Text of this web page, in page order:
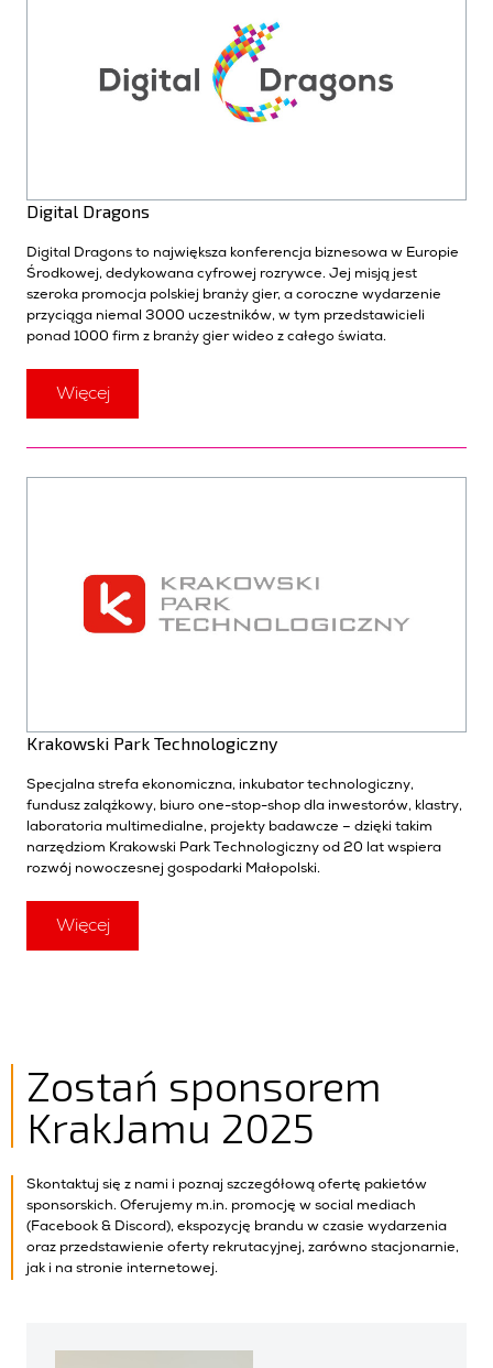
Digital Dragons
Digital Dragons to największa konferencja biznesowa w Europie
Środkowej, dedykowana cyfrowej rozrywce. Jej misją jest
szeroka promocja polskiej branży gier, a coroczne wydarzenie
przyciąga niemal 3000 uczestników, w tym przedstawicieli
ponad 1000 firm z branży gier wideo z całego świata.
Więcej
Krakowski Park Technologiczny
Specjalna strefa ekonomiczna, inkubator technologiczny,
fundusz zalążkowy, biuro one-stop-shop dla inwestorów, klastry,
laboratoria multimedialne, projekty badawcze – dzięki takim
narzędziom Krakowski Park Technologiczny od 20 lat wspiera
rozwój nowoczesnej gospodarki Małopolski.
Więcej
Zostań sponsorem
KrakJamu 2025
Skontaktuj się z nami i poznaj szczegółową ofertę pakietów
sponsorskich. Oferujemy m.in. promocję w social mediach
(Facebook & Discord), ekspozycję brandu w czasie wydarzenia
oraz przedstawienie oferty rekrutacyjnej, zarówno stacjonarnie,
jak i na stronie internetowej.